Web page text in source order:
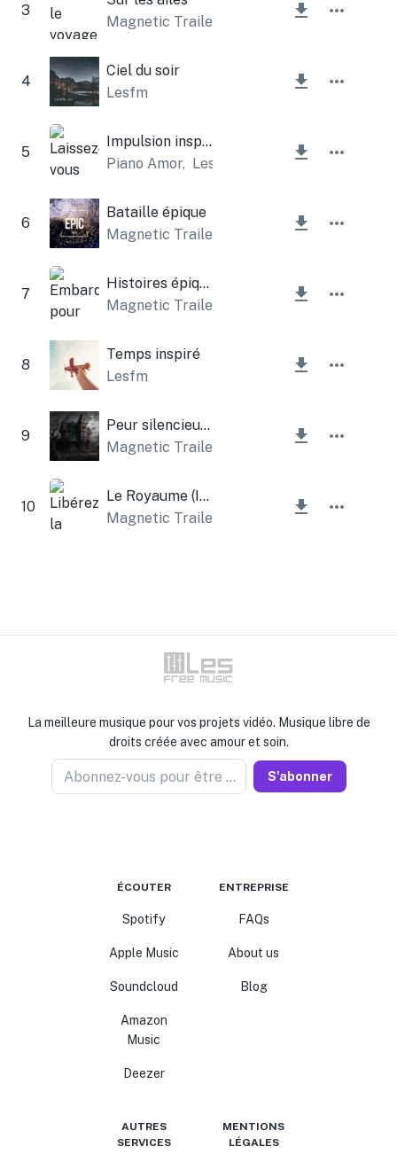
3
Magnetic Trailer
4
Ciel du soir
Lesfm
5
Impulsion inspirante
Piano Amor, Lesfm
6
Bataille épique
Magnetic Trailer
7
Histoires épiques
Magnetic Trailer
8
Temps inspiré
Lesfm
9
Peur silencieuse noire
Magnetic Trailer
10
Le Royaume (Instrumental)
Magnetic Trailer
La meilleure musique pour vos projets vidéo. Musique libre de
droits créée avec amour et soin.
Abonnez-vous pour être informé S'abonner
ÉCOUTER
Spotify
Apple Music
Soundcloud
Amazon
Music
Deezer
ENTREPRISE
FAQs
About us
Blog
AUTRES
SERVICES
MENTIONS
LÉGALES